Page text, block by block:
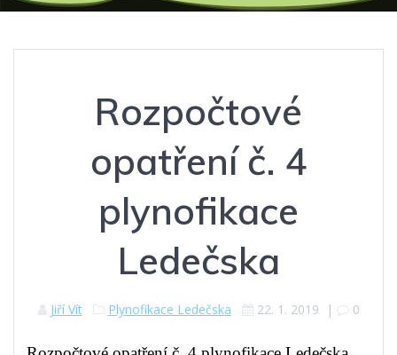
Rozpočtové
opatření č. 4
plynofikace
Ledečska
Jiří Vít Plynofikace Ledečska 22. 1. 2019 | 0